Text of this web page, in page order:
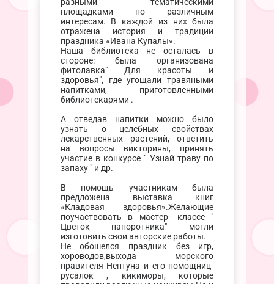
разными тематическими
площадками по различным
интересам. В каждой из них была
отражена история и традиции
праздника «Ивана Купалы».
Наша библиотека не осталась в
стороне: была организована
фитолавка" Для красоты и
здоровья", где угощали травяными
напитками, приготовленными
библиотекарями .
А отведав напитки можно было
узнать о целебных свойствах
лекарственных растений, ответить
на вопросы викторины, принять
участие в конкурсе " Узнай траву по
запаху " и др.
В помощь участникам была
предложена выставка книг
«Кладовая здоровья».Желающие
поучаствовать в мастер- классе "
Цветок папоротника" могли
изготовить свои авторские работы.
Не обошелся праздник без игр,
хороводов,выхода морского
правителя Нептуна и его помощниц-
русалок , кикиморы, которые